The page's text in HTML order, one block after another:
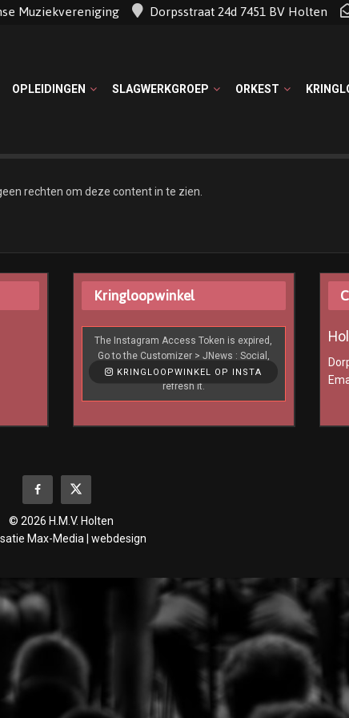
Muziekvereniging Dorpsstraat 24d 7451 BV Holten
OPLEIDINGEN SLAGWERKGROEP ORKEST
rechten om deze content in te zien.
Kringloopwinkel
KRINGLOOPWINKEL OP INSTA
The Instagram Access Token is expired,
Go to the Customizer > JNews : Social,
Like & View > Instagram Feed Setting, to
refresh it.
© 2026 H.M.V. Holten
Max-Media | webdesign